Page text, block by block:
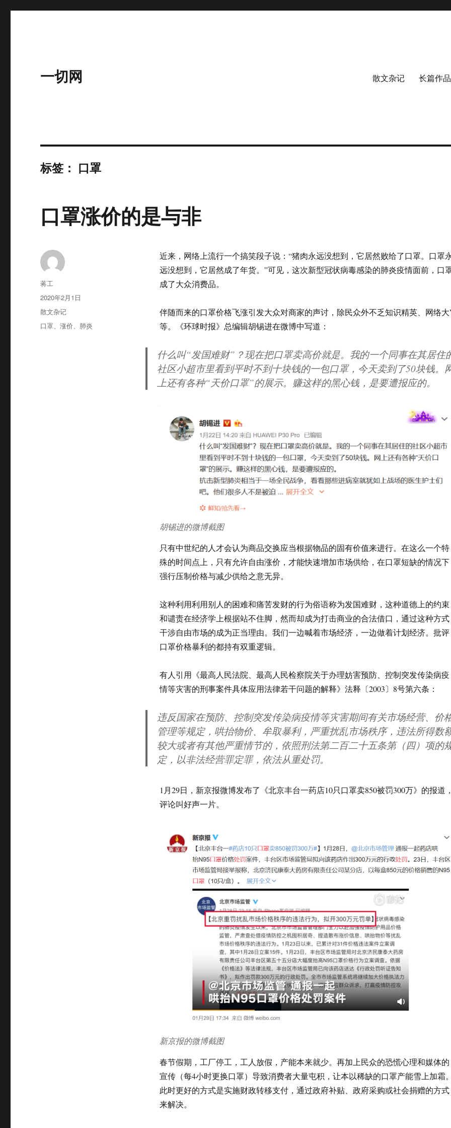
一切网 散文杂记 长篇作品
标签： 口罩
口罩涨价的是与非
近来，网络上流行一个搞笑段子说：“猪肉永远没想到，它居然败给了口罩。口罩
远没想到，它居然成了年货。”可见，这次新型冠状病毒感染的肺炎疫情面前，口
成了大众消费品。
伴随而来的口罩价格飞涨引发大众对商家的声讨，除民众外不乏知识精英、网络
等。《环球时报》总编辑胡锡进在微博中写道：
什么叫“发国难财”？现在把口罩卖高价就是。我的一个同事在其居住
社区小超市里看到平时不到十块钱的一包口罩，今天卖到了50块钱。
上还有各种“天价口罩”的展示。赚这样的黑心钱，是要遭报应的。
胡锡进的微博截图
只有中世纪的人才会认为商品交换应当根据物品的固有价值来进行。在这么一个特
殊的时间点上，只有允许自由涨价，才能快速增加市场供给，在口罩短缺的情况下
强行压制价格与减少供给之意无异。
这种利用利用别人的困难和痛苦发财的行为俗语称为发国难财，这种道德上的约束
和谴责在经济学上根据站不住脚，然而却成为打击商业的合法借口，通过这种方式
干涉自由市场的成为正当理由。我们一边喊着市场经济，一边做着计划经济。批评
口罩价格暴利的都持有双重逻辑。
有人引用《最高人民法院、最高人民检察院关于办理妨害预防、控制突发传染病疫
情等灾害的刑事案件具体应用法律若干问题的解释》法释〔2003〕8号第六条：
违反国家在预防、控制突发传染病疫情等灾害期间有关市场经营、价
管理等规定，哄抬物价、牟取暴利，严重扰乱市场秩序，违法所得数
较大或者有其他严重情节的，依照刑法第二百二十五条第（四）项的
定，以非法经营罪定罪，依法从重处罚。
1月29日，新京报微博发布了《北京丰台一药店10只口罩卖850被罚300万》的报道
评论叫好声一片。
新京报的微博截图
春节假期，工厂停工，工人放假，产能本来就少。再加上民众的恐慌心理和媒体的
宣传（每4小时更换口罩）导致消费者大量屯积，让本以稀缺的口罩产能雪上加霜
此时更好的方式是实施财政转移支付，通过政府补贴、政府采购或社会捐赠的方式
来解决。
作
者
蒋工
发
布
于
2020年2月1日
分
类
散文杂记
标
口罩、涨价、 肺炎